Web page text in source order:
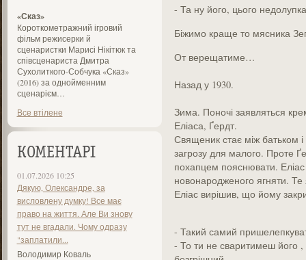
«Сказ»
Короткометражний ігровий
фільм режисерки й
сценаристки Марисі Нікітюк та
співсценариста Дмитра
Сухолиткого-Собчука «Сказ»
(2016) за однойменним
сценарієм…
Все втілене
КОМЕНТАРІ
01.07.2026 10:25
Дякую, Олександре, за
висловлену думку! Все має
право на життя. Але Ви знову
тут не вгадали. Чому одразу
"заплатили...
Володимир Коваль
- Та ну його, цього
Біжимо краще то мясника
От верещатиме…
Назад у 1930.
Зима. Поночі заявляться
Еліаса, Ґердт.
Священик стає між батьком
загрозу для малого. Проте
похапцем пояснювати.
новонародженого ягняти.
Еліас вирішив, що йому
- Такий самий
- То ти не сваритимеш його